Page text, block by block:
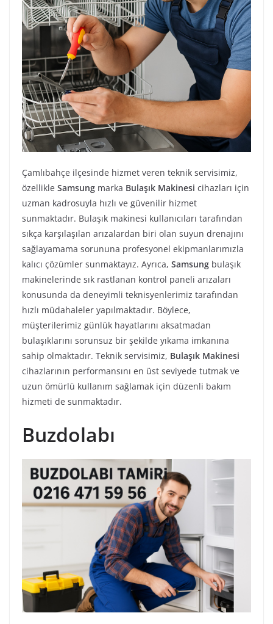
Çamlıbahçe ilçesinde hizmet veren teknik servisimiz,
özellikle Samsung marka Bulaşık Makinesi cihazları için
uzman kadrosuyla hızlı ve güvenilir hizmet
sunmaktadır. Bulaşık makinesi kullanıcıları tarafından
sıkça karşılaşılan arızalardan biri olan suyun drenajını
sağlayamama sorununa profesyonel ekipmanlarımızla
kalıcı çözümler sunmaktayız. Ayrıca, Samsung bulaşık
makinelerinde sık rastlanan kontrol paneli arızaları
konusunda da deneyimli teknisyenlerimiz tarafından
hızlı müdahaleler yapılmaktadır. Böylece,
müşterilerimiz günlük hayatlarını aksatmadan
bulaşıklarını sorunsuz bir şekilde yıkama imkanına
sahip olmaktadır. Teknik servisimiz, Bulaşık Makinesi
cihazlarının performansını en üst seviyede tutmak ve
uzun ömürlü kullanım sağlamak için düzenli bakım
hizmeti de sunmaktadır.
Buzdolabı